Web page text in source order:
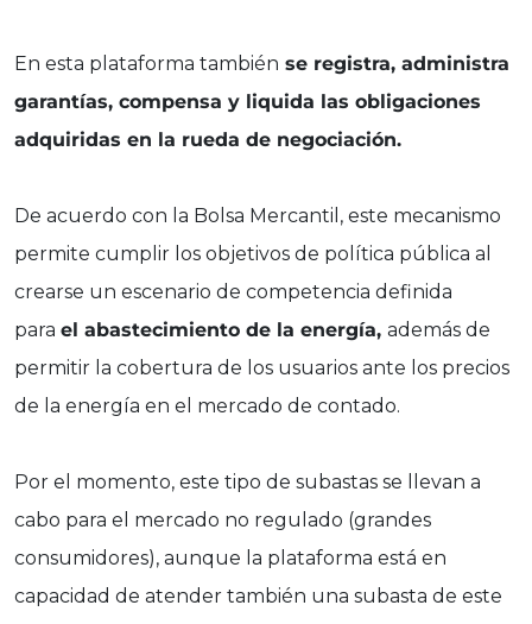
En esta plataforma también se registra, administra
garantías, compensa y liquida las obligaciones
adquiridas en la rueda de negociación.
De acuerdo con la Bolsa Mercantil, este mecanismo
permite cumplir los objetivos de política pública al
crearse un escenario de competencia definida
para el abastecimiento de la energía, además de
permitir la cobertura de los usuarios ante los precios
de la energía en el mercado de contado.
Por el momento, este tipo de subastas se llevan a
cabo para el mercado no regulado (grandes
consumidores), aunque la plataforma está en
capacidad de atender también una subasta de este